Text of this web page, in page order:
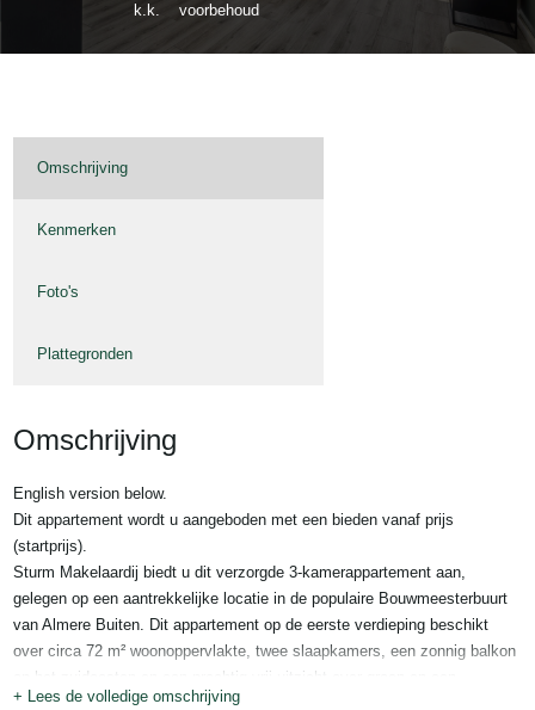
k.k.
voorbehoud
Omschrijving
Kenmerken
Foto's
Plattegronden
Omschrijving
English version below.
Dit appartement wordt u aangeboden met een bieden vanaf prijs
(startprijs).
Sturm Makelaardij biedt u dit verzorgde 3-kamerappartement aan,
gelegen op een aantrekkelijke locatie in de populaire Bouwmeesterbuurt
van Almere Buiten. Dit appartement op de eerste verdieping beschikt
over circa 72 m² woonoppervlakte, twee slaapkamers, een zonnig balkon
op het zuidoosten en een prachtig vrij uitzicht over groen en een
speelveld.
+ Lees de volledige omschrijving